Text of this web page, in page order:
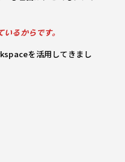
るからです。
を活用してきまし